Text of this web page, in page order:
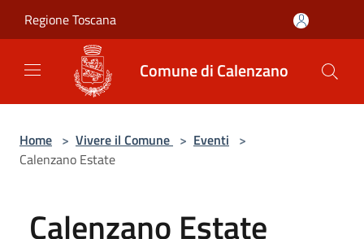
Regione Toscana
Comune di Calenzano
Home > Vivere il Comune > Eventi >
Calenzano Estate
Calenzano Estate